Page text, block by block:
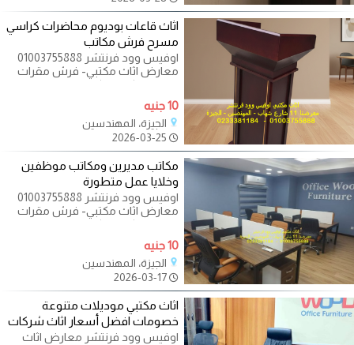
اثاث قاعات بوديوم محاضرات كراسي
مسرح فرش مكاتب
اوفيس وود فرنتشر 01003755888
معارض اثاث مكتبي- فرش مقرات
ادارية - مكاتب - كراسي - طاولات
اجتماعات - اثاث
10 جنيه
الجيزة، المهندسين
مكاتب مديرين ومكاتب موظفين
وخلايا عمل متطورة
اوفيس وود فرنتشر 01003755888
معارض اثاث مكتبي- فرش مقرات
ادارية - مكاتب - كراسي - طاولات
اجتماعات - اثاث
10 جنيه
الجيزة، المهندسين
2026-03-17
اثاث مكتبي موديلات متنوعة
خصومات افضل أسعار اثاث شركات
اوفيس وود فرنتشر معارض اثاث